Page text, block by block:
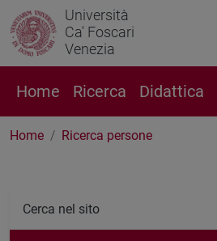
Università
Ca' Foscari
Venezia
Home Ricerca Didattica
Home Ricerca persone
Cerca nel sito